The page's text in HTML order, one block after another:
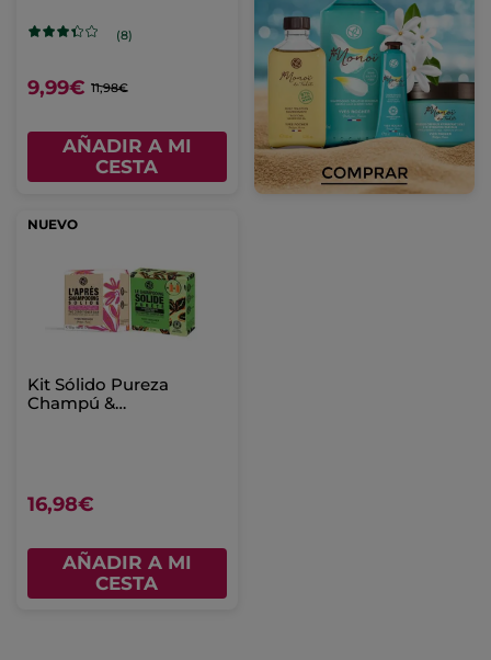
(8)
9,99€ 11,98€
AÑADIR A MI
CESTA
NUEVO
Kit Sólido Pureza
Champú &
16,98€
AÑADIR A MI
CESTA